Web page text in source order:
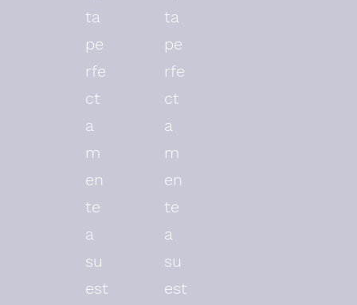
ta
pe
rfe
ct
a
m
en
te
a
su
est
ta
pe
rfe
ct
a
m
en
te
a
su
est